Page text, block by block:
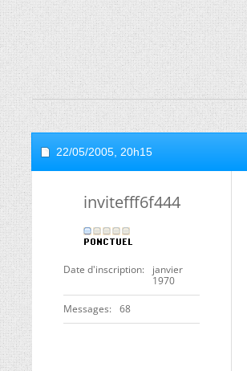
22/05/2005, 20h15
invitefff6f444
Date d'inscription
janvier
1970
Messages 68